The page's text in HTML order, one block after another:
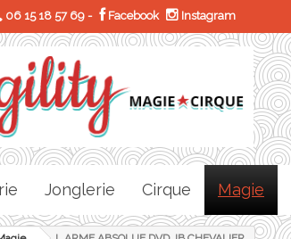
06 15 18 57 69 - Facebook Instagram
Jonglerie Cirque Magie